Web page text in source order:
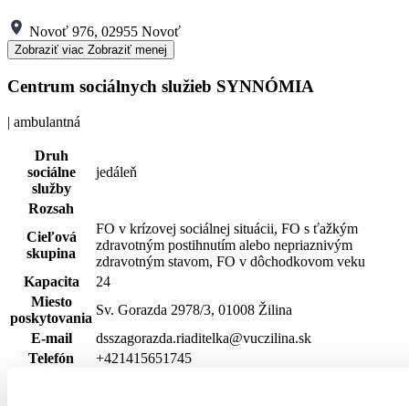
Novoť 976, 02955 Novoť
Zobraziť viac Zobraziť menej
Centrum sociálnych služieb SYNNÓMIA
| ambulantná
Druh
sociálne
služby
jedáleň
Rozsah
Cieľová
skupina
FO v krízovej sociálnej situácii, FO s ťažkým
zdravotným postihnutím alebo nepriaznivým
zdravotným stavom, FO v dôchodkovom veku
Kapacita
24
Miesto
poskytovania
Sv. Gorazda 2978/3, 01008 Žilina
E-mail
dsszagorazda.riaditelka@vuczilina.sk
Telefón
+421415651745